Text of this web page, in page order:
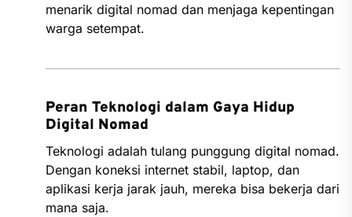
menarik digital nomad dan menjaga kepentingan
warga setempat.
Peran Teknologi dalam Gaya Hidup
Digital Nomad
Teknologi adalah tulang punggung digital nomad.
Dengan koneksi internet stabil, laptop, dan
aplikasi kerja jarak jauh, mereka bisa bekerja dari
mana saja.